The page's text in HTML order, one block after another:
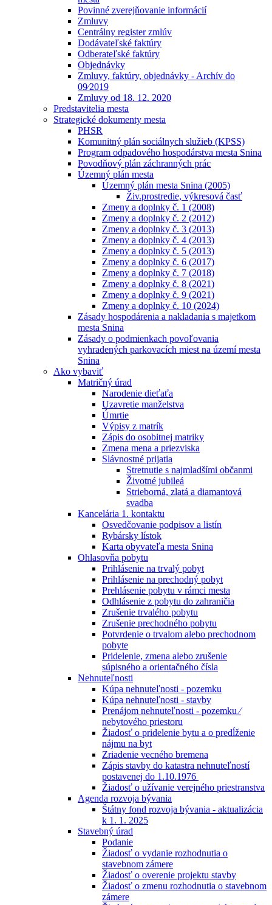
Povinné zverejňovanie informácií
Zmluvy
Centrálny register zmlúv
Dodávateľské faktúry
Odberateľské faktúry
Objednávky
Zmluvy, faktúry, objednávky - Archív do
09⁄2019
Zmluvy od 18. 12. 2020
Predstavitelia mesta
Strategické dokumenty mesta
PHSR
Komunitný plán sociálnych služieb (KPSS)
Program odpadového hospodárstva mesta Snina
Povodňový plán záchranných prác
Územný plán mesta
Územný plán mesta Snina (2005)
Živ.prostredie, výkresová časť
Zmeny a doplnky č. 1 (2008)
Zmeny a doplnky č. 2 (2012)
Zmeny a doplnky č. 3 (2013)
Zmeny a doplnky č. 4 (2013)
Zmeny a doplnky č. 5 (2013)
Zmeny a doplnky č. 6 (2017)
Zmeny a doplnky č. 7 (2018)
Zmeny a doplnky č. 8 (2021)
Zmeny a doplnky č. 9 (2021)
Zmeny a doplnky č. 10 (2024)
Zásady hospodárenia a nakladania s majetkom
mesta Snina
Zásady o podmienkach povoľovania
vyhradených parkovacích miest na území mesta
Snina
Ako vybaviť
Matričný úrad
Narodenie dieťaťa
Uzavretie manželstva
Úmrtie
Výpisy z matrík
Zápis do osobitnej matriky
Zmena mena a priezviska
Slávnostné prijatia
Stretnutie s najmladšími občanmi
Životné jubileá
Strieborná, zlatá a diamantová
svadba
Kancelária 1. kontaktu
Osvedčovanie podpisov a listín
Rybársky lístok
Karta obyvateľa mesta Snina
Ohlasovňa pobytu
Prihlásenie na trvalý pobyt
Prihlásenie na prechodný pobyt
Prehlásenie pobytu v rámci mesta
Odhlásenie z pobytu do zahraničia
Zrušenie trvalého pobytu
Zrušenie prechodného pobytu
Potvrdenie o trvalom alebo prechodnom
pobyte
Pridelenie, zmena alebo zrušenie
súpisného a orientačného čísla
Nehnuteľnosti
Kúpa nehnuteľnosti - pozemku
Kúpa nehnuteľnosti - stavby
Prenájom nehnuteľnosti - pozemku ⁄
nebytového priestoru
Žiadosť o pridelenie bytu a o predĺženie
nájmu na byt
Zriadenie vecného bremena
Zápis stavby do katastra nehnuteľností
postavenej do 1.10.1976
Žiadosť o užívanie verejného priestranstva
Agenda rozvoja bývania
Štátny fond rozvoja bývania - aktualizácia
k 1. 1. 2025
Stavebný úrad
Podanie
Žiadosť o vydanie rozhodnutia o
stavebnom zámere
Žiadosť o overenie projektu stavby
Žiadosť o zmenu rozhodnutia o stavebnom
zámere